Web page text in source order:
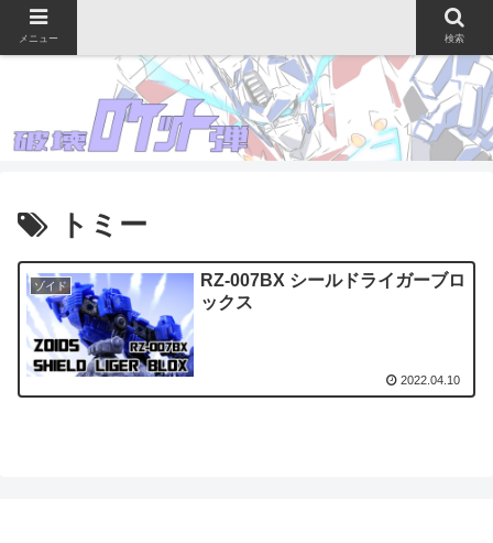
トミー
ゾイド
RZ-007BX シールドライガーブロ
ックス
2022.04.10
メニュー 検索